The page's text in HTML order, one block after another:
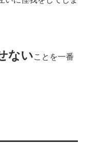
ないことを一番